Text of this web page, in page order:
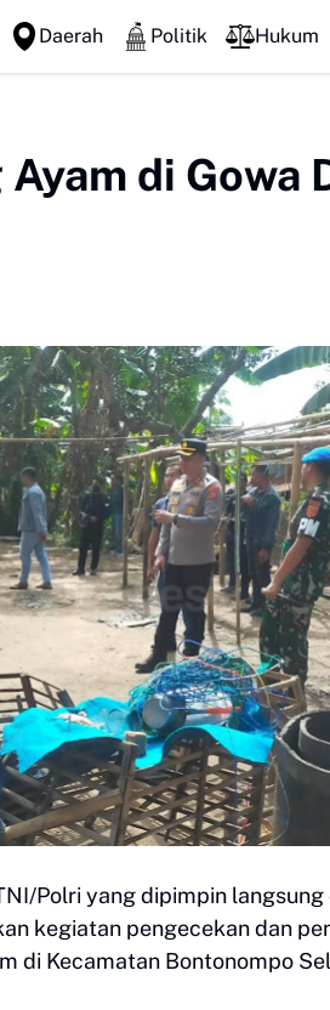
Daerah Politik Hukum
Ayam di Gowa
Polri yang dipimpin langsung
kegiatan pengecekan dan
di Kecamatan Bontonompo